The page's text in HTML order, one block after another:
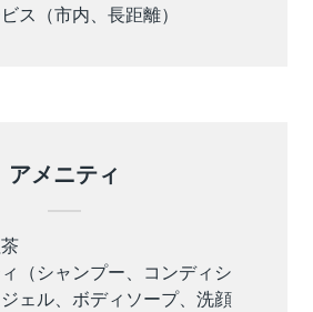
ス（市内、長距離）
アメニティ
（シャンプー、コンディシ
ェル、ボディソープ、洗顔